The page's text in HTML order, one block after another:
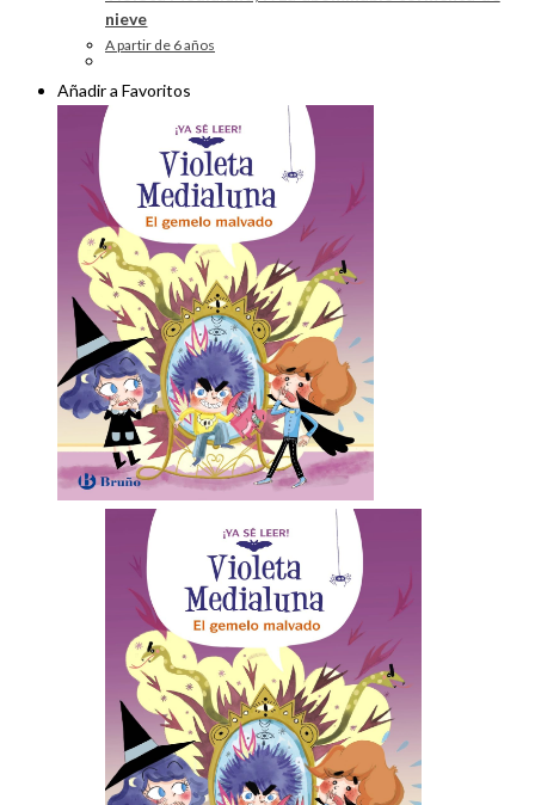
nieve
A partir de 6 años
Añadir a Favoritos